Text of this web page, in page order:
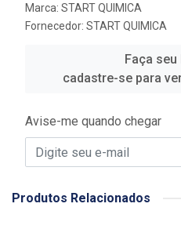
Marca: START QUIMICA
Fornecedor: START QUIMICA
Faça
cadastre-se para
Avise-me quando chegar
Produtos Relacionados